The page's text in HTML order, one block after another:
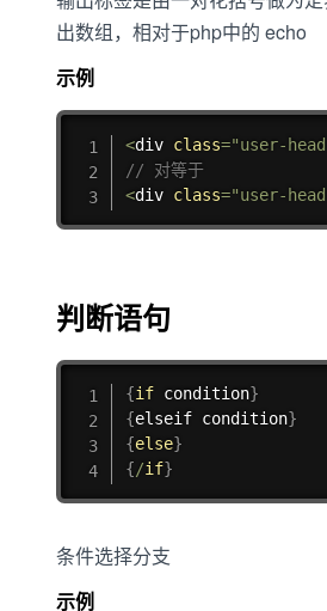
出数组，相对于php中的 echo
示例
<div class="user-
// 对等于
<div class="user-
判断语句
{if condition}
{elseif condition}
{else}
{/if}
条件选择分支
示例